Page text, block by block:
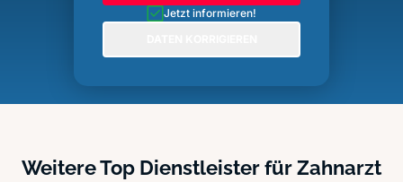
Jetzt informieren!
Weitere Top Dienstleister für Zahnarzt